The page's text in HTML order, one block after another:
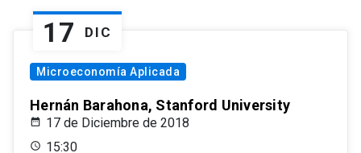
17 DIC
Microeconomía Aplicada
Hernán Barahona, Stanford University
17 de Diciembre de 2018
15:30